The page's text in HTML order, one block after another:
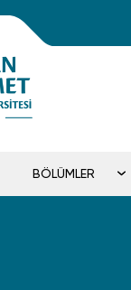
BÖLÜMLER